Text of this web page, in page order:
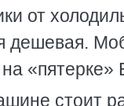
от
дешевая.
стоит